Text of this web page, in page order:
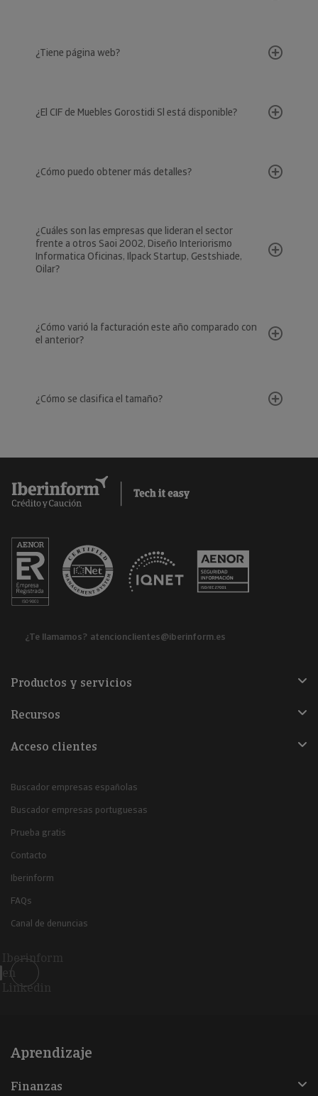
¿Tiene página web?
¿El CIF de Muebles Gorostidi Sl está disponible?
¿Cómo puedo obtener más detalles?
¿Cuáles son las empresas que lideran el sector
frente a otros Saoi 2002, Diseño Interiorismo
Informatica Oficinas, Ilpack Startup, Gestshiade,
Oilar?
¿Cómo varió la facturación este año comparado con
el anterior?
¿Cómo se clasifica el tamaño?
¿Te llamamos? atencionclientes@iberinform.es
Productos y servicios
Recursos
Acceso clientes
Buscador empresas españolas
Buscador empresas portuguesas
Prueba gratis
Contacto
Iberinform
FAQs
Canal de denuncias
Iberinform
en
Linkedin
Aprendizaje
Finanzas